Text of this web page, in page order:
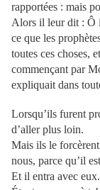
rapportées : mais
Alors il leur dit : Ô
ce que les
toutes ces choses,
commençant par
expliquait dans
Lorsqu’ils furent
d’aller plus loin.
Mais ils le
nous, parce qu’il
Et il entra avec eux.